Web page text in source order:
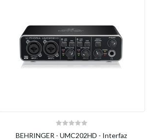
BEHRINGER - UMC202HD - Interfaz